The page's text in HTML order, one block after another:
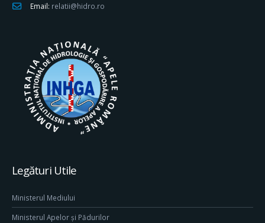
Email: relatii@hidro.ro
Legături Utile
Ministerul Mediului
Ministerul Apelor și Pădurilor